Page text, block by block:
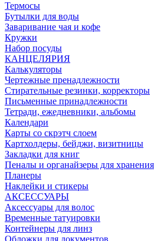
Термосы
Бутылки для воды
Заваривание чая и кофе
Кружки
Набор посуды
КАНЦЕЛЯРИЯ
Калькуляторы
Чертежные пренадлежности
Стирательные резинки, корректоры
Письменные принадлежности
Тетради, ежедневники, альбомы
Календари
Карты со скрэтч слоем
Картхолдеры, бейджи, визитницы
Закладки для книг
Пеналы и органайзеры для хранения
Планеры
Наклейки и стикеры
АКСЕССУАРЫ
Аксессуары для волос
Временные татуировки
Контейнеры для линз
Обложки для документов